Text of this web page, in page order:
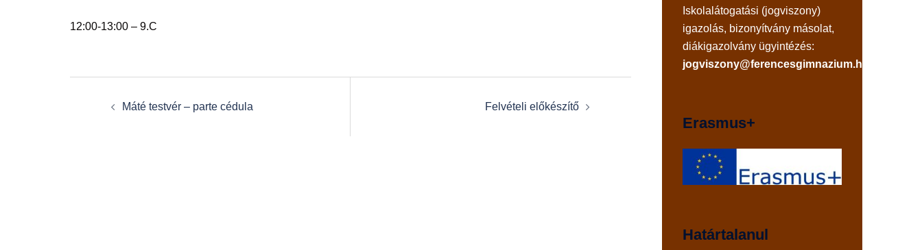
12:00-13:00 – 9.C
navigation
Máté testvér – parte cédula Felvételi előkészítő
Iskolalátogatási (jogviszony)
igazolás, bizonyítvány másolat,
diákigazolvány ügyintézés:
jogviszony@ferencesgimnazium.hu
Erasmus+
Határtalanul